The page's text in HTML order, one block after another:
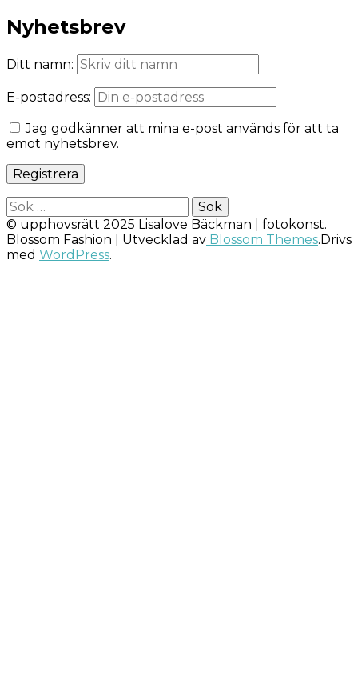
Nyhetsbrev
Ditt namn:
E-postadress:
Jag godkänner att mina e-post används för att ta
emot nyhetsbrev.
Sök
efter:
© upphovsrätt 2025 Lisalove Bäckman | fotokonst.
Blossom Fashion | Utvecklad av Blossom Themes.Drivs
med WordPress.